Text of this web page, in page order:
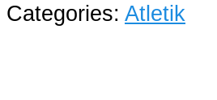
Categories: Atletik